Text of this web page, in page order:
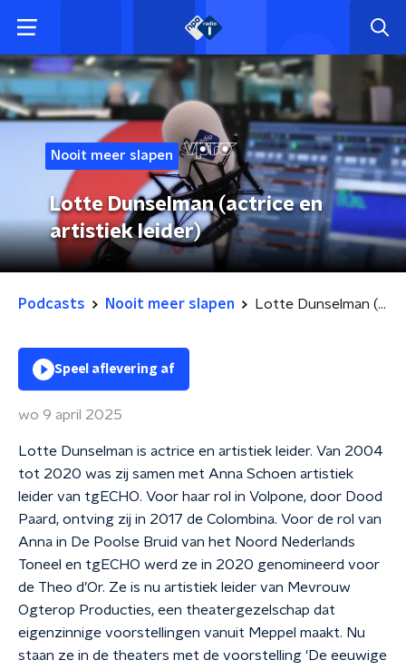
Nooit meer slapen
Lotte Dunselman (actrice en
artistiek leider)
Podcasts Nooit meer slapen Lotte Dunselman (actrice en artistiek leider)
Speel aflevering af
wo 9 april 2025
Lotte Dunselman is actrice en artistiek leider. Van 2004
tot 2020 was zij samen met Anna Schoen artistiek
leider van tgECHO. Voor haar rol in Volpone, door Dood
Paard, ontving zij in 2017 de Colombina. Voor de rol van
Anna in De Poolse Bruid van het Noord Nederlands
Toneel en tgECHO werd ze in 2020 genomineerd voor
de Theo d’Or. Ze is nu artistiek leider van Mevrouw
Ogterop Producties, een theatergezelschap dat
eigenzinnige voorstellingen vanuit Meppel maakt. Nu
staan ze in de theaters met de voorstelling 'De eeuwige